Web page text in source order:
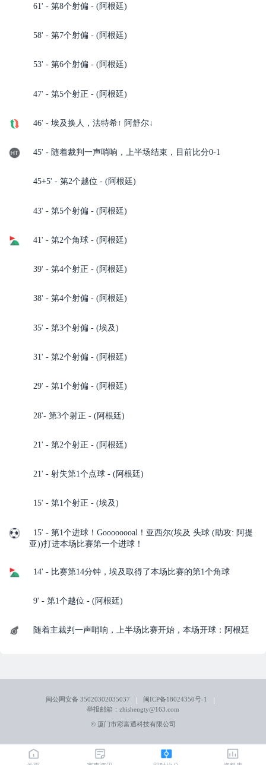
61' - 第8个射偏 - (阿根廷)
58' - 第7个射偏 - (阿根廷)
53' - 第6个射偏 - (阿根廷)
47' - 第5个射正 - (阿根廷)
46' - 埃及换人，法特希↑ 阿舒尔↓
45' - 随着裁判一声哨响，上半场结束，目前比分0-1
45+5' - 第2个越位 - (阿根廷)
43' - 第5个射偏 - (阿根廷)
41' - 第2个角球 - (阿根廷)
39' - 第4个射正 - (阿根廷)
38' - 第4个射偏 - (阿根廷)
35' - 第3个射偏 - (埃及)
31' - 第2个射偏 - (阿根廷)
29' - 第1个射偏 - (阿根廷)
28'- 第3个射正 - (阿根廷)
21' - 第2个射正 - (阿根廷)
21' - 射失第1个点球 - (阿根廷)
15' - 第1个射正 - (埃及)
15' - 第1个进球！Goooooooal！亚西尔(埃及 头球 (助攻: 阿提
亚))打进本场比赛第一个进球！
14' - 比赛第14分钟，埃及取得了本场比赛的第1个角球
9' - 第1个越位 - (阿根廷)
随着主裁判一声哨响，上半场比赛开始，本场开球：阿根廷
闽公网安备 35020302035037
闽ICP备18024350号-1
举报邮箱：zhishengty@163.com
© 厦门市彩富通科技有限公司